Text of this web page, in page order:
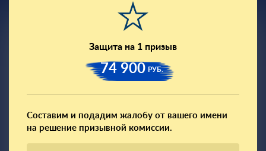
Защита на 1 призыв
74 900 РУБ.
Составим и подадим жалобу от вашего имени
на решение призывной комиссии.